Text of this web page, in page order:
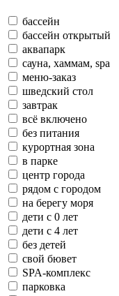
бассейн
бассейн открытый
аквапарк
сауна, хаммам, spa
меню-заказ
шведский стол
завтрак
всё включено
без питания
курортная зона
в парке
центр города
рядом с городом
на берегу моря
дети с 0 лет
дети с 4 лет
без детей
свой бювет
SPA-комплекс
парковка